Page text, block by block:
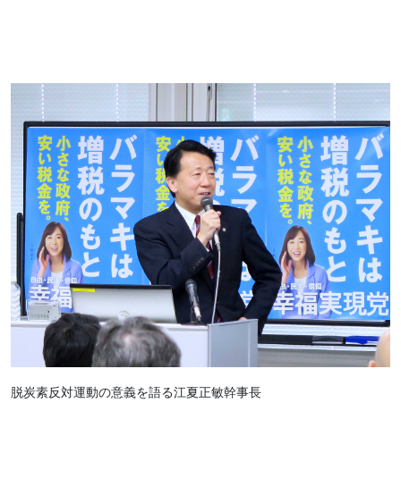
脱炭素反対運動の意義を語る江夏正敏幹事長